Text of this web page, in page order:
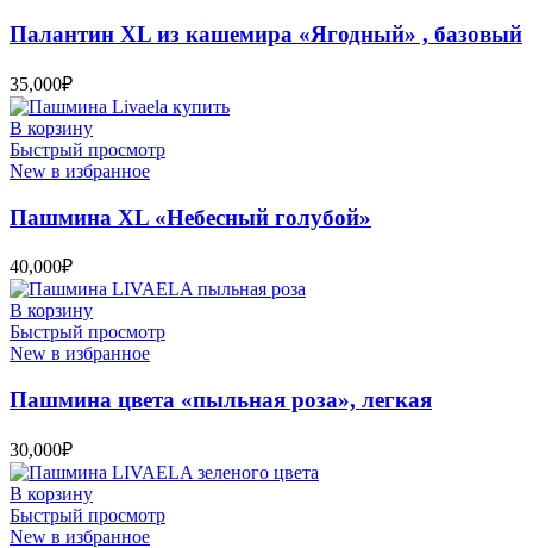
Палантин XL из кашемира «Ягодный» , базовый
35,000₽
В корзину
Быстрый просмотр
New в избранное
Пашмина XL «Небесный голубой»
40,000₽
В корзину
Быстрый просмотр
New в избранное
Пашмина цвета «пыльная роза», легкая
30,000₽
В корзину
Быстрый просмотр
New в избранное